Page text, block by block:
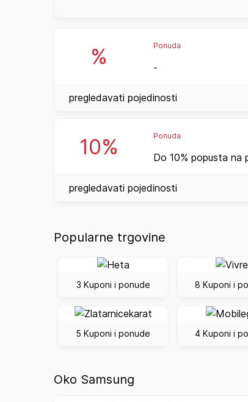
% Ponuda
-
pregledavati pojedinosti
10% Ponuda
Do 10% popusta na
pregledavati pojedinosti
Popularne trgovine
3 Kuponi i ponude 8 Kuponi i
5 Kuponi i ponude 4 Kuponi i
Oko Samsung